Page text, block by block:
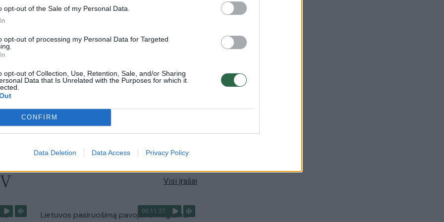
opt-out of the Sale of my Personal Data.
opt-out of processing my Personal Data for Targeted
opt-out of Collection, Use, Retention, Sale, and/or Sharing
Data that Is Unrelated with the Purposes for which it
CONFIRM
Data Deletion Data Access Privacy Policy
diskusija: Rusija – Europos šeimos narė?
pradinukų
Žinios | Lietuvos diena
Visi įrašai
00:11:27
Lietuvos pasiruošimą pavojams neigiamai